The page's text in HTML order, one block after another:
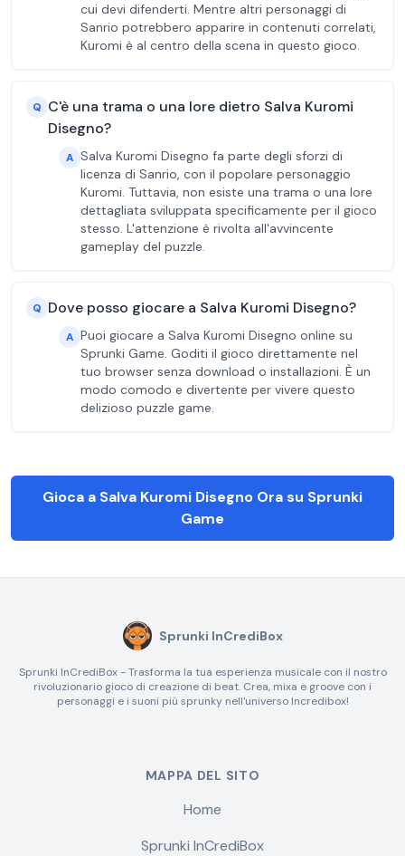
cui devi difenderti. Mentre altri personaggi di
Sanrio potrebbero apparire in contenuti correlati,
Kuromi è al centro della scena in questo gioco.
Q C'è una trama o una lore dietro Salva Kuromi
Disegno?
A Salva Kuromi Disegno fa parte degli sforzi di
licenza di Sanrio, con il popolare personaggio
Kuromi. Tuttavia, non esiste una trama o una lore
dettagliata sviluppata specificamente per il gioco
stesso. L'attenzione è rivolta all'avvincente
gameplay del puzzle.
Q Dove posso giocare a Salva Kuromi Disegno?
A Puoi giocare a Salva Kuromi Disegno online su
Sprunki Game. Goditi il gioco direttamente nel
tuo browser senza download o installazioni. È un
modo comodo e divertente per vivere questo
delizioso puzzle game.
Gioca a Salva Kuromi Disegno Ora su Sprunki
Game
Sprunki InCrediBox
Sprunki InCrediBox - Trasforma la tua esperienza musicale con il nostro
rivoluzionario gioco di creazione di beat. Crea, mixa e groove con i
personaggi e i suoni più sprunky nell'universo Incredibox!
MAPPA DEL SITO
Home
Sprunki InCrediBox